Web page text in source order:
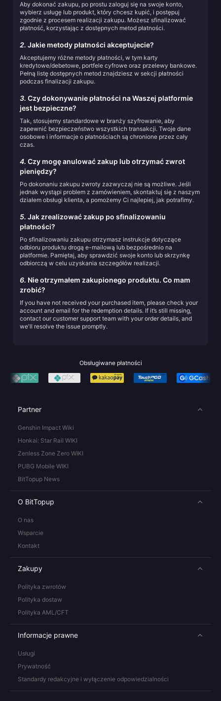
Aby dokonać zakupu, po prostu zaloguj się na swoje konto,
wybierz usługę lub produkt, który chcesz kupić, i postępuj
zgodnie z procesem realizacji zakupu. Możesz sfinalizować
płatność, korzystając z dostępnych metod płatności.
2. Jakie metody płatności akceptujecie?
Akceptujemy różne metody płatności, w tym karty
kredytowe/debetowe, portfele cyfrowe oraz przelewy bankowe.
Pełną listę dostępnych metod znajdziesz w sekcji płatności
podczas finalizacji zakupu.
3. Czy dokonywanie płatności na Waszej platformie
jest bezpieczne?
Tak, stosujemy standardowe w branży szyfrowanie, aby
zapewnić bezpieczeństwo wszystkich transakcji. Twoje dane
osobowe i informacje o płatnościach są chronione przez cały
czas.
4. Czy mogę anulować zakup lub otrzymać zwrot
pieniędzy?
Po dokonaniu zakupu zwroty zazwyczaj nie są możliwe. Jeśli
jednak wystąpi problem z zamówieniem, skontaktuj się z naszym
działem obsługi klienta, a pomożemy Ci najlepiej, jak potrafimy.
5. Jak zrealizować zakup po sfinalizowaniu
płatności?
Po sfinalizowaniu zakupu otrzymasz instrukcje dotyczące
odbioru produktu drogą e-mailową lub bezpośrednio na
platformie. Pamiętaj, aby sprawdzić swoje konto lub skrzynkę
odbiorczą w celu uzyskania szczegółów realizacji.
6. Nie otrzymałem zakupionego produktu. Co mam
zrobić?
If you have not received your purchased item, please check your
account and email for the redemption details. If it’s still missing,
contact our customer support team with your order details, and
we'll resolve the issue promptly.
Obsługiwane płatności
Partner
Genshin Impact Wiki
Honkai: Star Rail WIKI
Zenless Zone Zero WIKI
PUBG Mobile WIKI
BitTopup News
O BitTopup
O nas
Wsparcie
Kontakt
Zakupy
Polityka zwrotów
Polityka dostaw
Polityka AML/CFT
Informacje prawne
Usługi
Prywatność
Standardy redakcyjne i wyłączenie odpowiedzialności